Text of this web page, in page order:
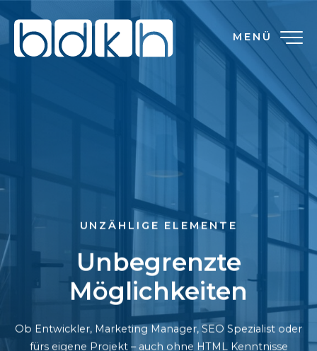
MENÜ
UNZÄHLIGE ELEMENTE
Unbegrenzte
Möglichkeiten
Ob Entwickler, Marketing Manager, SEO Spezialist oder
fürs eigene Projekt – auch ohne HTML Kenntnisse